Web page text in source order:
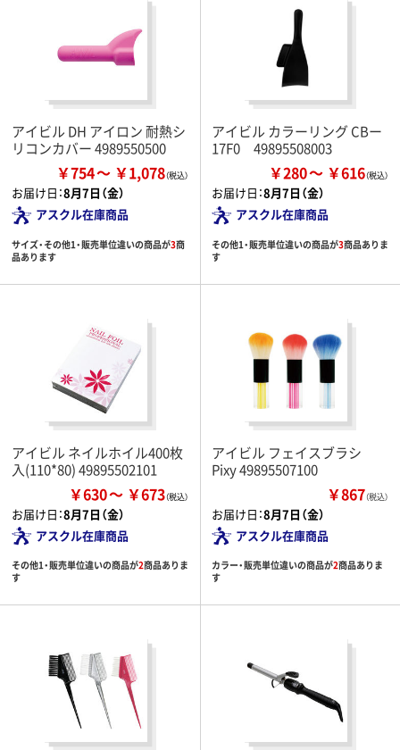
アイビル DH アイロン 耐熱シ
リコンカバー 4989550500
￥754 ￥1,078
お届け日：8月7日（金）
アスクル在庫商品
サイズ・その他1・販売単位違いの商品が3商
品あります
アイビル カラーリング CBー
17F0 49895508003
￥280 ￥616
お届け日：8月7日（金）
アスクル在庫商品
その他1・販売単位違いの商品が3商品ありま
す
アイビル ネイルホイル400枚
入(110*80) 49895502101
￥630 ￥673
お届け日：8月7日（金）
アスクル在庫商品
その他1・販売単位違いの商品が2商品ありま
す
アイビル フェイスブラシ
Pixy 49895507100
￥867（税込）
お届け日：8月7日（金）
アスクル在庫商品
カラー・販売単位違いの商品が2商品ありま
す